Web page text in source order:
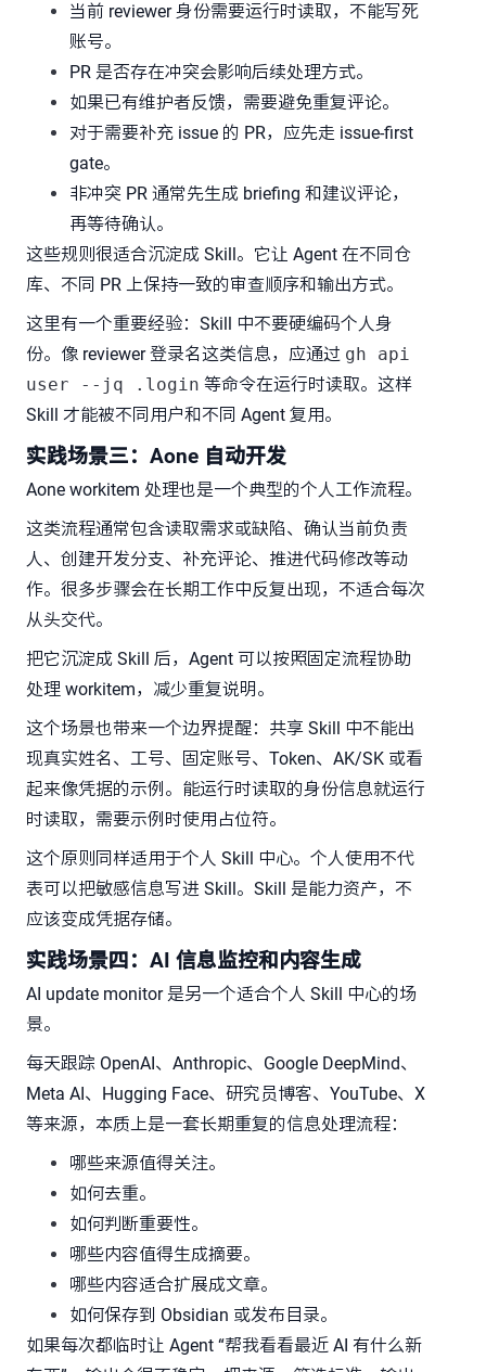
当前 reviewer 身份需要运行时读取，不能写死
账号。
PR 是否存在冲突会影响后续处理方式。
如果已有维护者反馈，需要避免重复评论。
对于需要补充 issue 的 PR，应先走 issue-first
gate。
非冲突 PR 通常先生成 briefing 和建议评论，
再等待确认。
这些规则很适合沉淀成 Skill。它让 Agent 在不同仓
库、不同 PR 上保持一致的审查顺序和输出方式。
这里有一个重要经验：Skill 中不要硬编码个人身
份。像 reviewer 登录名这类信息，应通过 gh api
user --jq .login 等命令在运行时读取。这样
Skill 才能被不同用户和不同 Agent 复用。
实践场景三：Aone 自动开发
Aone workitem 处理也是一个典型的个人工作流程。
这类流程通常包含读取需求或缺陷、确认当前负责
人、创建开发分支、补充评论、推进代码修改等动
作。很多步骤会在长期工作中反复出现，不适合每次
从头交代。
把它沉淀成 Skill 后，Agent 可以按照固定流程协助
处理 workitem，减少重复说明。
这个场景也带来一个边界提醒：共享 Skill 中不能出
现真实姓名、工号、固定账号、Token、AK/SK 或看
起来像凭据的示例。能运行时读取的身份信息就运行
时读取，需要示例时使用占位符。
这个原则同样适用于个人 Skill 中心。个人使用不代
表可以把敏感信息写进 Skill。Skill 是能力资产，不
应该变成凭据存储。
实践场景四：AI 信息监控和内容生成
AI update monitor 是另一个适合个人 Skill 中心的场
景。
每天跟踪 OpenAI、Anthropic、Google DeepMind、
Meta AI、Hugging Face、研究员博客、YouTube、X
等来源，本质上是一套长期重复的信息处理流程：
哪些来源值得关注。
如何去重。
如何判断重要性。
哪些内容值得生成摘要。
哪些内容适合扩展成文章。
如何保存到 Obsidian 或发布目录。
如果每次都临时让 Agent “帮我看看最近 AI 有什么新